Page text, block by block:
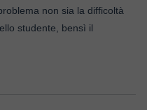
non sia la difficoltà
studente, bensì il